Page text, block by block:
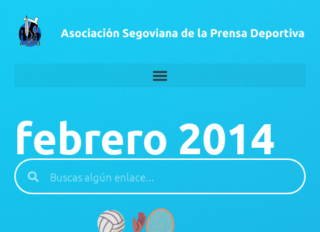
febrero 2014